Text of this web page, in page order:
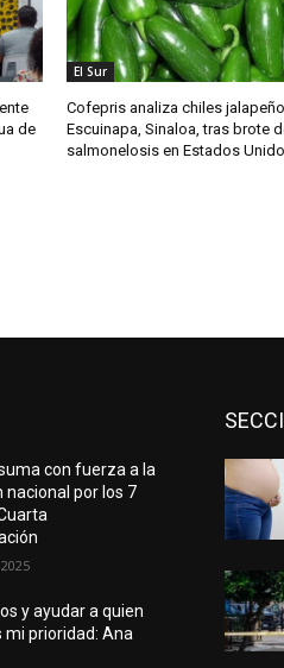
de
El Sur
Cofepris analiza chiles
Escuinapa, Sinaloa, tras brote
salmonelosis en Estados
con fuerza a la
nacional por los 7
y ayudar a quien
mi prioridad: Ana